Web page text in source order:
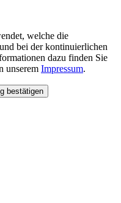
welche die
bei der kontinuierlichen
dazu finden Sie
unserem Impressum.
bestätigen